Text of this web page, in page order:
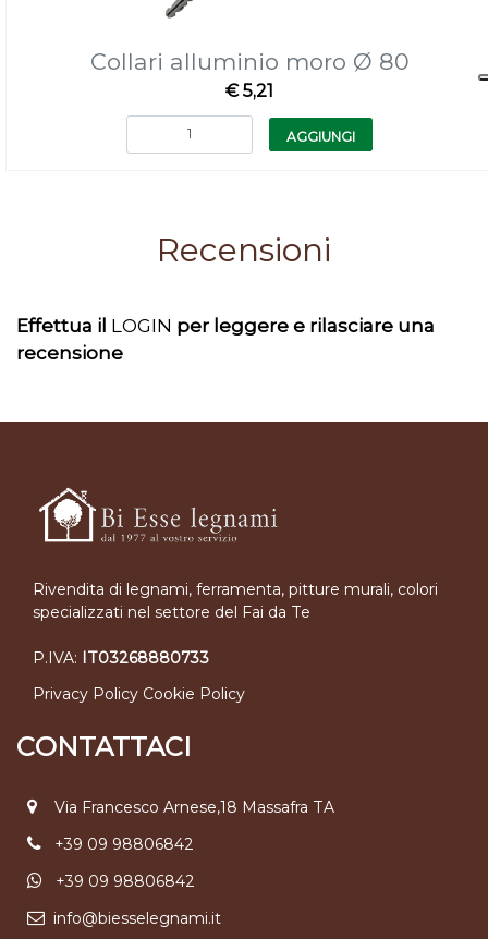
Collari alluminio moro Ø 80
€ 5,21
Quantità
AGGIUNGI
Recensioni
Effettua il LOGIN per leggere e rilasciare una
recensione
Rivendita di legnami, ferramenta, pitture murali, colori
specializzati nel settore del Fai da Te
P.IVA: IT03268880733
Privacy Policy Cookie Policy
CONTATTACI
Via Francesco Arnese,18 Massafra TA
+39 09 98806842
+39 09 98806842
info@biesselegnami.it